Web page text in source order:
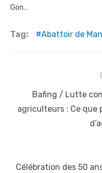
Gon…
Tag: Abattoir de Man
navigation
Previous
post:
Bafing / Lutte
agriculteurs : Ce que
Next
Célébration des 50